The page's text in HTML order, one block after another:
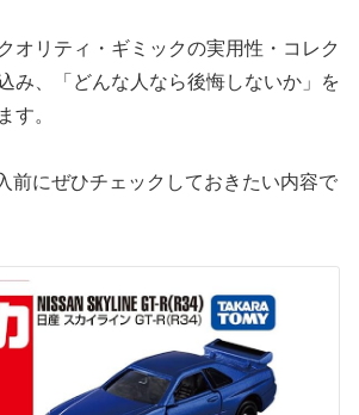
オリティ・ギミックの実用性・コレク
み、「どんな人なら後悔しないか」を
す。
前にぜひチェックしておきたい内容で